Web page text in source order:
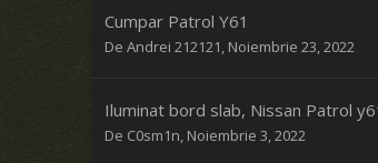
Cumpar Patrol Y61
DeAndrei 212121, Noiembrie 23, 2022
Iluminat bord slab, Nissan Patrol
De C0sm1n, Noiembrie 3, 2022